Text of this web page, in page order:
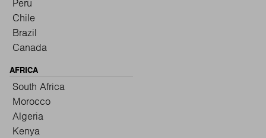
Peru
Chile
Brazil
Canada
AFRICA
South Africa
Morocco
Algeria
Kenya